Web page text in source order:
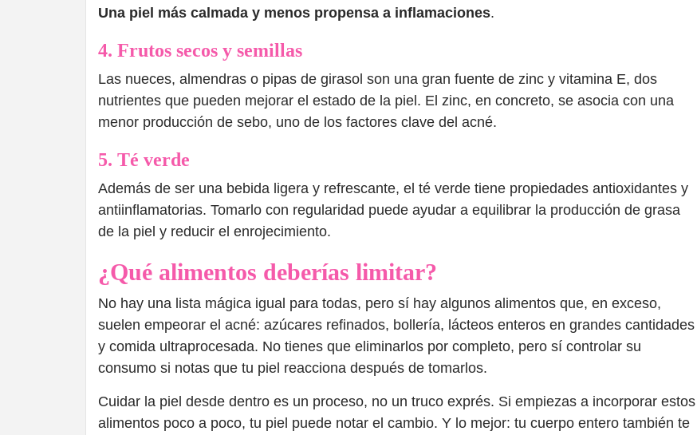
Una piel más calmada y menos propensa a inflamaciones.
4. Frutos secos y semillas
Las nueces, almendras o pipas de girasol son una gran fuente de zinc y vitamina E, dos
nutrientes que pueden mejorar el estado de la piel. El zinc, en concreto, se asocia con una
menor producción de sebo, uno de los factores clave del acné.
5. Té verde
Además de ser una bebida ligera y refrescante, el té verde tiene propiedades antioxidantes y
antiinflamatorias. Tomarlo con regularidad puede ayudar a equilibrar la producción de grasa
de la piel y reducir el enrojecimiento.
¿Qué alimentos deberías limitar?
No hay una lista mágica igual para todas, pero sí hay algunos alimentos que, en exceso,
suelen empeorar el acné: azúcares refinados, bollería, lácteos enteros en grandes cantidades
y comida ultraprocesada. No tienes que eliminarlos por completo, pero sí controlar su
consumo si notas que tu piel reacciona después de tomarlos.
Cuidar la piel desde dentro es un proceso, no un truco exprés. Si empiezas a incorporar estos
alimentos poco a poco, tu piel puede notar el cambio. Y lo mejor: tu cuerpo entero también te